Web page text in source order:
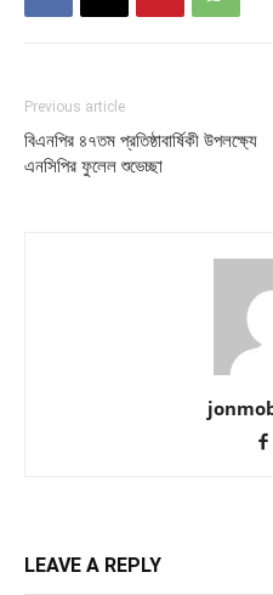
Previous article
বিএনপির ৪৭তম প্রতিষ্ঠাবার্ষিকী উপলক্ষ্যে
এনসিপির ফুলেল শুভেচ্ছা
LEAVE A REPLY